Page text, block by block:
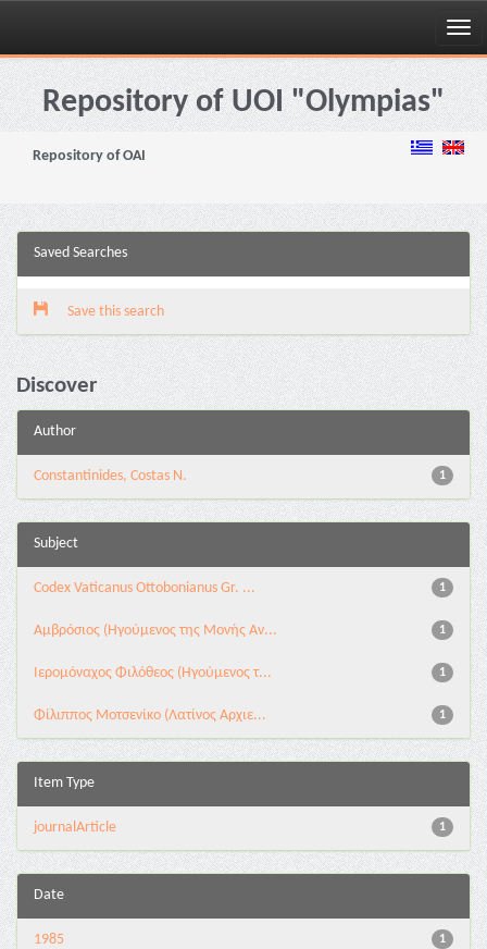
Skip
navigationRepository of UOI "Olympias"
Repository of OAI
Saved Searches
Save this search
Discover
Author
1
Constantinides, Costas N.
Subject
1
Codex Vaticanus Ottobonianus Gr. ...
1
Αμβρόσιος (Ηγούμενος της Μονής Αν...
1
Ιερομόναχος Φιλόθεος (Ηγούμενος τ...
1
Φίλιππος Μοτσενίκο (Λατίνος Αρχιε...
Item Type
1
journalArticle
Date
1
1985